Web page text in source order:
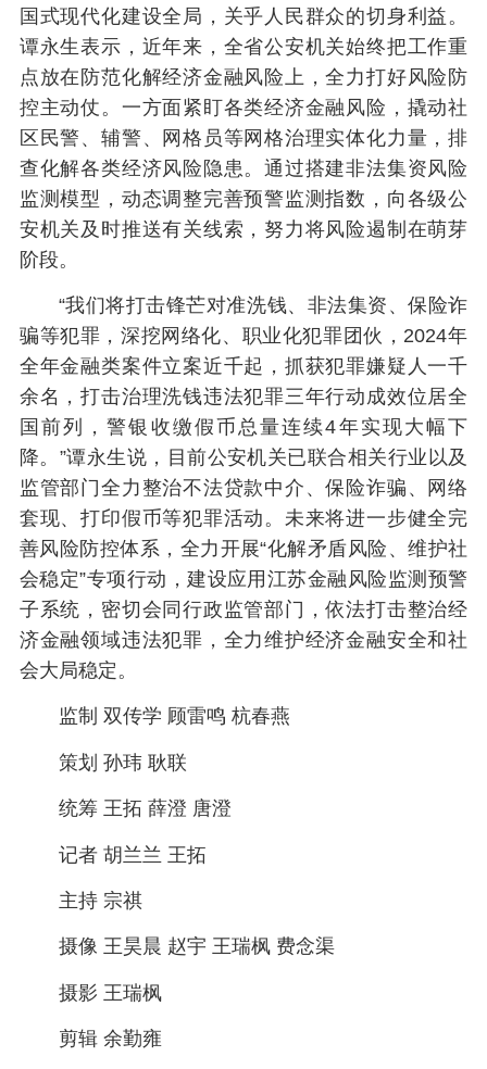
国式现代化建设全局，关乎人民群众的切身利益。
谭永生表示，近年来，全省公安机关始终把工作重
点放在防范化解经济金融风险上，全力打好风险防
控主动仗。一方面紧盯各类经济金融风险，撬动社
区民警、辅警、网格员等网格治理实体化力量，排
查化解各类经济风险隐患。通过搭建非法集资风险
监测模型，动态调整完善预警监测指数，向各级公
安机关及时推送有关线索，努力将风险遏制在萌芽
阶段。
“我们将打击锋芒对准洗钱、非法集资、保险诈
骗等犯罪，深挖网络化、职业化犯罪团伙，2024年
全年金融类案件立案近千起，抓获犯罪嫌疑人一千
余名，打击治理洗钱违法犯罪三年行动成效位居全
国前列，警银收缴假币总量连续4年实现大幅下
降。”谭永生说，目前公安机关已联合相关行业以及
监管部门全力整治不法贷款中介、保险诈骗、网络
套现、打印假币等犯罪活动。未来将进一步健全完
善风险防控体系，全力开展“化解矛盾风险、维护社
会稳定”专项行动，建设应用江苏金融风险监测预警
子系统，密切会同行政监管部门，依法打击整治经
济金融领域违法犯罪，全力维护经济金融安全和社
会大局稳定。
监制 双传学 顾雷鸣 杭春燕
策划 孙玮 耿联
统筹 王拓 薛澄 唐澄
记者 胡兰兰 王拓
主持 宗祺
摄像 王昊晨 赵宇 王瑞枫 费念渠
摄影 王瑞枫
剪辑 余勤雍